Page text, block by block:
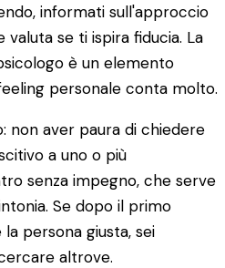
informati sull'approccio
se ti ispira fiducia. La
è un elemento
personale conta molto.
non aver paura di chiedere
a uno o più
senza impegno, che serve
Se dopo il primo
persona giusta, sei
altrove.